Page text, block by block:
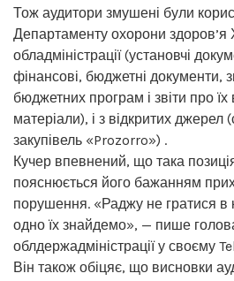
Тож аудитори змушені були
Департаменту охорони здоров’я
обладміністрації (установчі
фінансові, бюджетні документи,
бюджетних програм і звіти про їх
матеріали), і з відкритих джерел
закупівель «Prozorro») .
Кучер впевнений, що така
пояснюється його бажанням
порушення. «Раджу не гратися
одно їх знайдемо», — пише
облдержадміністрації у своєму
Він також обіцяє, що висновки